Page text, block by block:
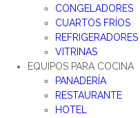
CONGELADORES
CUARTOS FRÍOS
REFRIGERADORES
VITRINAS
EQUIPOS PARA COCINA
PANADERÍA
RESTAURANTE
HOTEL